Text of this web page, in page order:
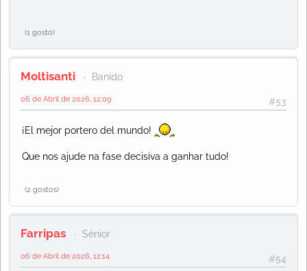
(1 gosto)
Moltisanti Banido
#53
06 de Abril de 2026, 12:09
¡El mejor portero del mundo!
Que nos ajude na fase decisiva a ganhar tudo!
(2 gostos)
Farripas Sénior
#54
06 de Abril de 2026, 12:14